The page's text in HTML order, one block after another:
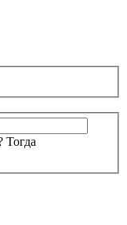
Тогда